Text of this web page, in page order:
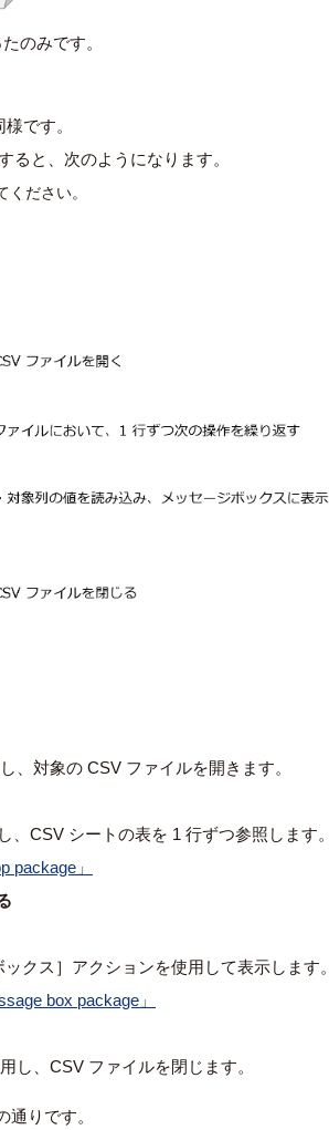
のみです。
です。
ると、次のようになります。
ください。
対象の CSV ファイルを開きます。
CSV シートの表を 1 行ずつ参照します。
package」
クス］アクションを使用して表示します。
box package」
、CSV ファイルを閉じます。
りです。